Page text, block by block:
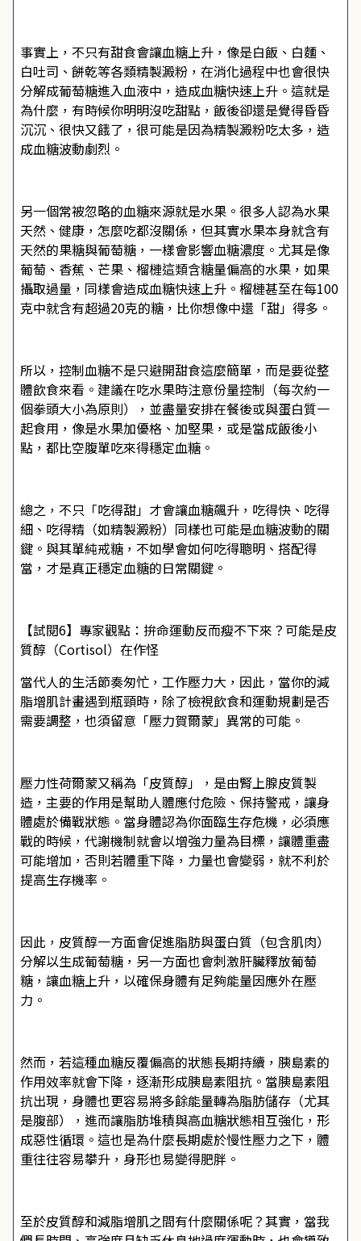
事實上，不只有甜食會讓血糖上升，像是白飯、白麵、
白吐司、餅乾等各類精製澱粉，在消化過程中也會很快
分解成葡萄糖進入血液中，造成血糖快速上升。這就是
為什麼，有時候你明明沒吃甜點，飯後卻還是覺得昏昏
沉沉、很快又餓了，很可能是因為精製澱粉吃太多，造
成血糖波動劇烈。
另一個常被忽略的血糖來源就是水果。很多人認為水果
天然、健康，怎麼吃都沒關係，但其實水果本身就含有
天然的果糖與葡萄糖，一樣會影響血糖濃度。尤其是像
葡萄、香蕉、芒果、榴槤這類含糖量偏高的水果，如果
攝取過量，同樣會造成血糖快速上升。榴槤甚至在每100
克中就含有超過20克的糖，比你想像中還「甜」得多。
所以，控制血糖不是只避開甜食這麼簡單，而是要從整
體飲食來看。建議在吃水果時注意份量控制（每次約一
個拳頭大小為原則），並盡量安排在餐後或與蛋白質一
起食用，像是水果加優格、加堅果，或是當成飯後小
點，都比空腹單吃來得穩定血糖。
總之，不只「吃得甜」才會讓血糖飆升，吃得快、吃得
細、吃得精（如精製澱粉）同樣也可能是血糖波動的關
鍵。與其單純戒糖，不如學會如何吃得聰明、搭配得
當，才是真正穩定血糖的日常關鍵。
【試閱6】專家觀點：拚命運動反而瘦不下來？可能是皮
質醇（Cortisol）在作怪
當代人的生活節奏匆忙，工作壓力大，因此，當你的減
脂增肌計畫遇到瓶頸時，除了檢視飲食和運動規劃是否
需要調整，也須留意「壓力賀爾蒙」異常的可能。
壓力性荷爾蒙又稱為「皮質醇」，是由腎上腺皮質製
造，主要的作用是幫助人體應付危險、保持警戒，讓身
體處於備戰狀態。當身體認為你面臨生存危機，必須應
戰的時候，代謝機制就會以增強力量為目標，讓體重盡
可能增加，否則若體重下降，力量也會變弱，就不利於
提高生存機率。
因此，皮質醇一方面會促進脂肪與蛋白質（包含肌肉）
分解以生成葡萄糖，另一方面也會刺激肝臟釋放葡萄
糖，讓血糖上升，以確保身體有足夠能量因應外在壓
力。
然而，若這種血糖反覆偏高的狀態長期持續，胰島素的
作用效率就會下降，逐漸形成胰島素阻抗。當胰島素阻
抗出現，身體也更容易將多餘能量轉為脂肪儲存（尤其
是腹部），進而讓脂肪堆積與高血糖狀態相互強化，形
成惡性循環。這也是為什麼長期處於慢性壓力之下，體
重往往容易攀升，身形也易變得肥胖。
至於皮質醇和減脂增肌之間有什麼關係呢？其實，當我